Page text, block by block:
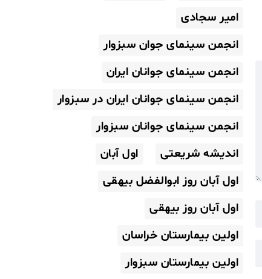
امیر سجادی
انجمن سینمای جوان سبزوار
انجمن سینمای جوانان ایران
انجمن سینمای جوانان ایران در سبزوار
انجمن سینمای جوانان سبزوار
اندیشه شریعتی
اول آبان
اول آبان روز ابوالفضل بیهقی
اول آبان روز بیهقی
اولین بیمارستان خراسان
اولین بیمارستان سبزوار